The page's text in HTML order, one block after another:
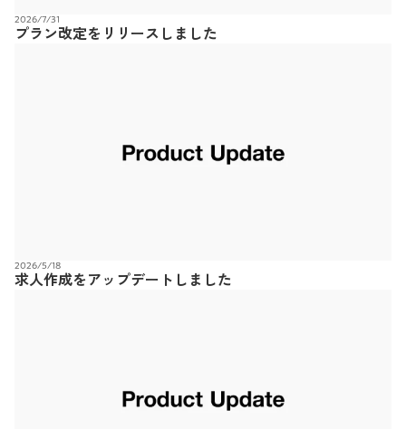
2026/7/31
プラン改定をリリースしました
2026/5/18
求人作成をアップデートしました